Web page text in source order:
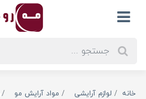
خانه لوازم آرایشی مواد آرایش مو